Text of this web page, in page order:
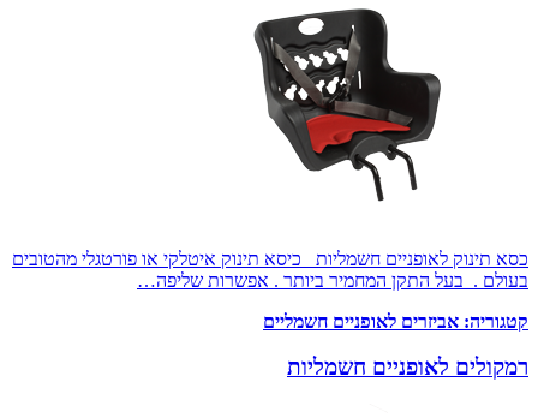
כסא תינוק לאופניים חשמליות כיסא תינוק איטלקי או פורטגלי מהטובים
בעולם . בעל התקן המחמיר ביותר . אפשרות שליפה…
קטגוריה: אביזרים לאופניים חשמליים
רמקולים לאופניים חשמליות